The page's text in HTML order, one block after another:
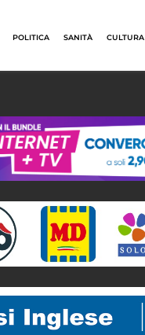
POLITICA SANITÀ CULTURA